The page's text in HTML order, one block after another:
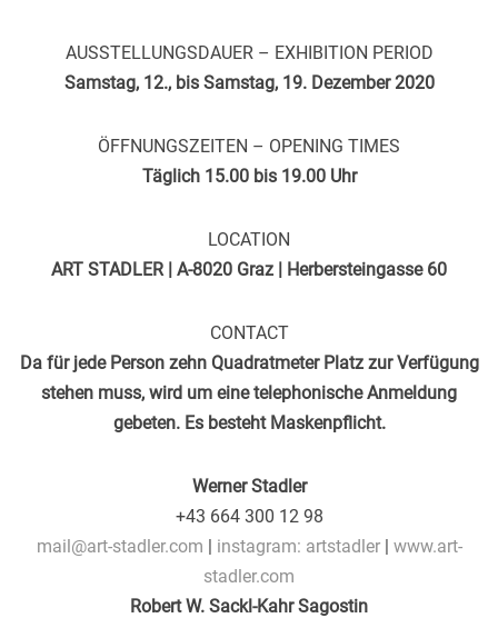
AUSSTELLUNGSDAUER – EXHIBITION PERIOD
Samstag, 12., bis Samstag, 19. Dezember 2020
ÖFFNUNGSZEITEN – OPENING TIMES
Täglich 15.00 bis 19.00 Uhr
LOCATION
ART STADLER | A-8020 Graz | Herbersteingasse 60
CONTACT
Da für jede Person zehn Quadratmeter Platz zur Verfügung
stehen muss, wird um eine telephonische Anmeldung
gebeten. Es besteht Maskenpflicht.
Werner Stadler
+43 664 300 12 98
mail@art-stadler.com | instagram: artstadler| www.art-
stadler.com
Robert W. Sackl-Kahr Sagostin